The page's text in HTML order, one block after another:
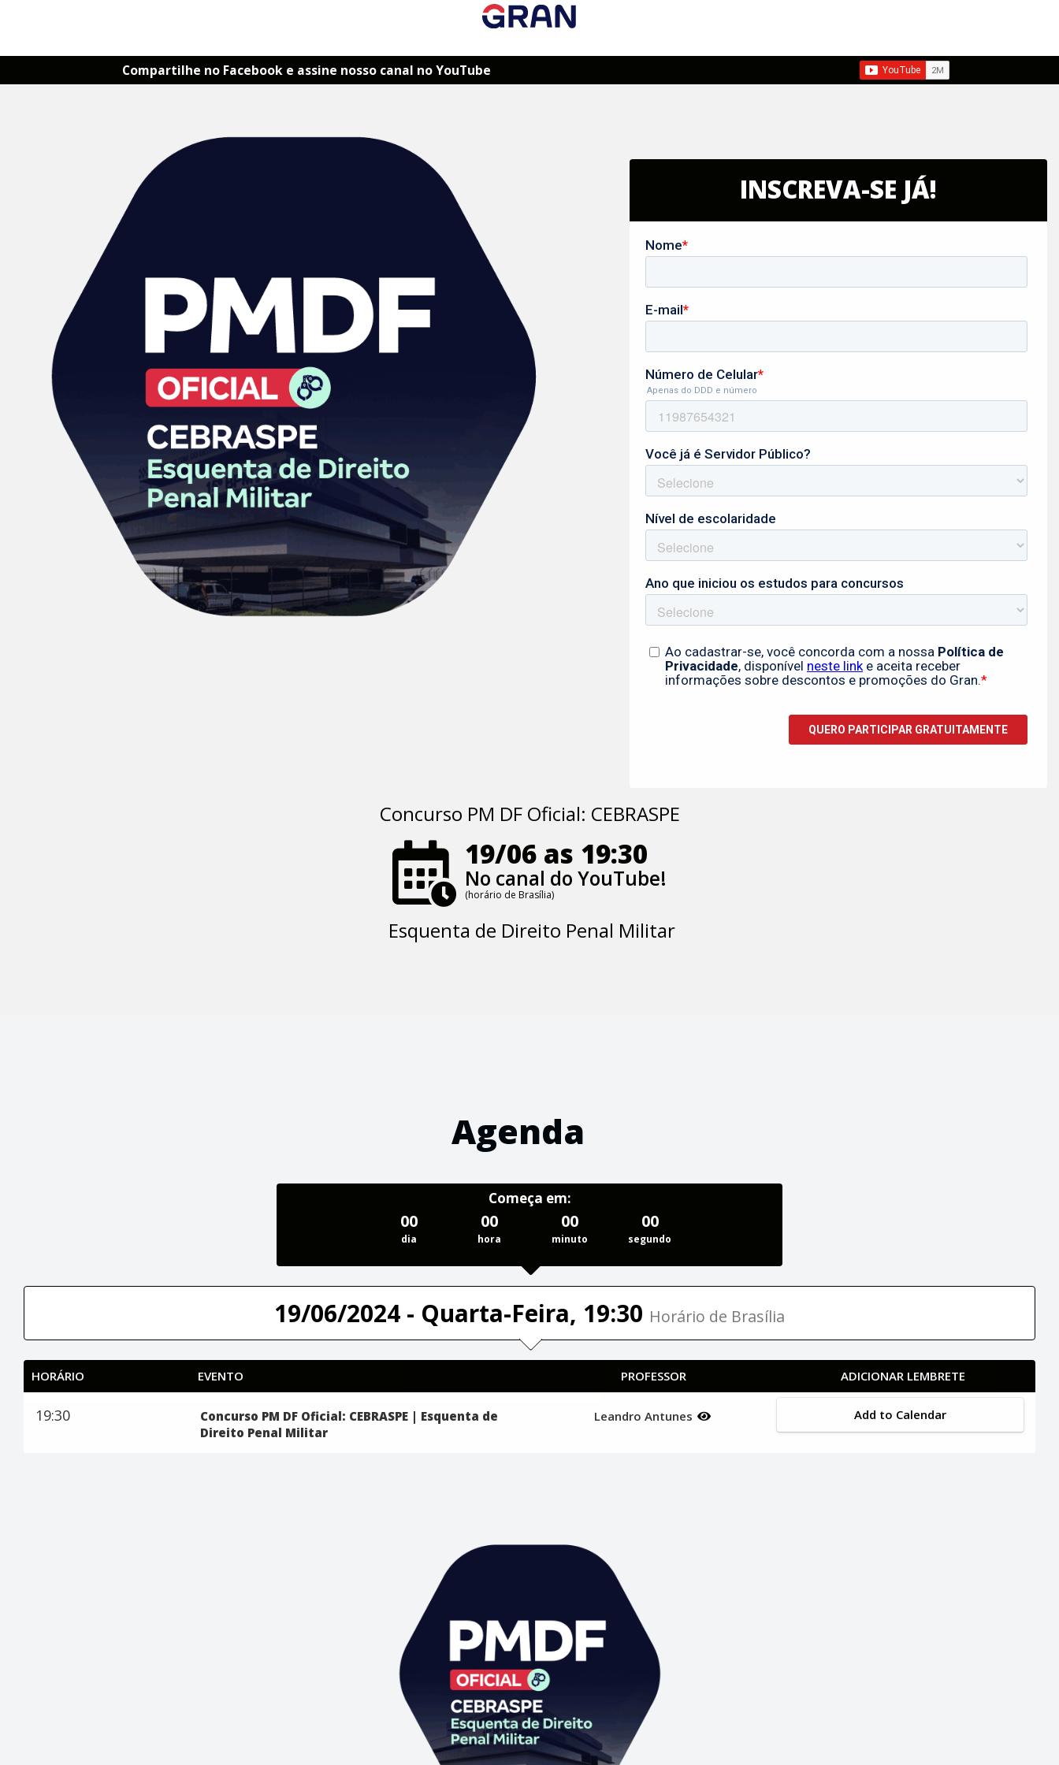
Compartilhe no Facebook e assine nosso canal no YouTube
INSCREVA-SE JÁ!
Concurso PM DF Oficial: CEBRASPE
19/06 as 19:30
No canal do YouTube!
(horário de Brasília)
Esquenta de Direito Penal Militar
Agenda
Começa em:
00
dia
00
hora
00
minuto
00
segundo
19/06/2024 - Quarta-Feira, 19:30 Horário de Brasília
HORÁRIO EVENTO PROFESSOR ADICIONAR LEMBRETE
19:30
Concurso PM DF Oficial: CEBRASPE | Esquenta de
Direito Penal Militar
Leandro Antunes Add to Calendar